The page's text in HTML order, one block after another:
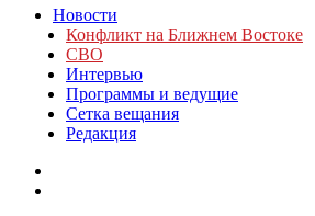
Новости
Конфликт на Ближнем Востоке
СВО
Интервью
Программы и ведущие
Сетка вещания
Редакция